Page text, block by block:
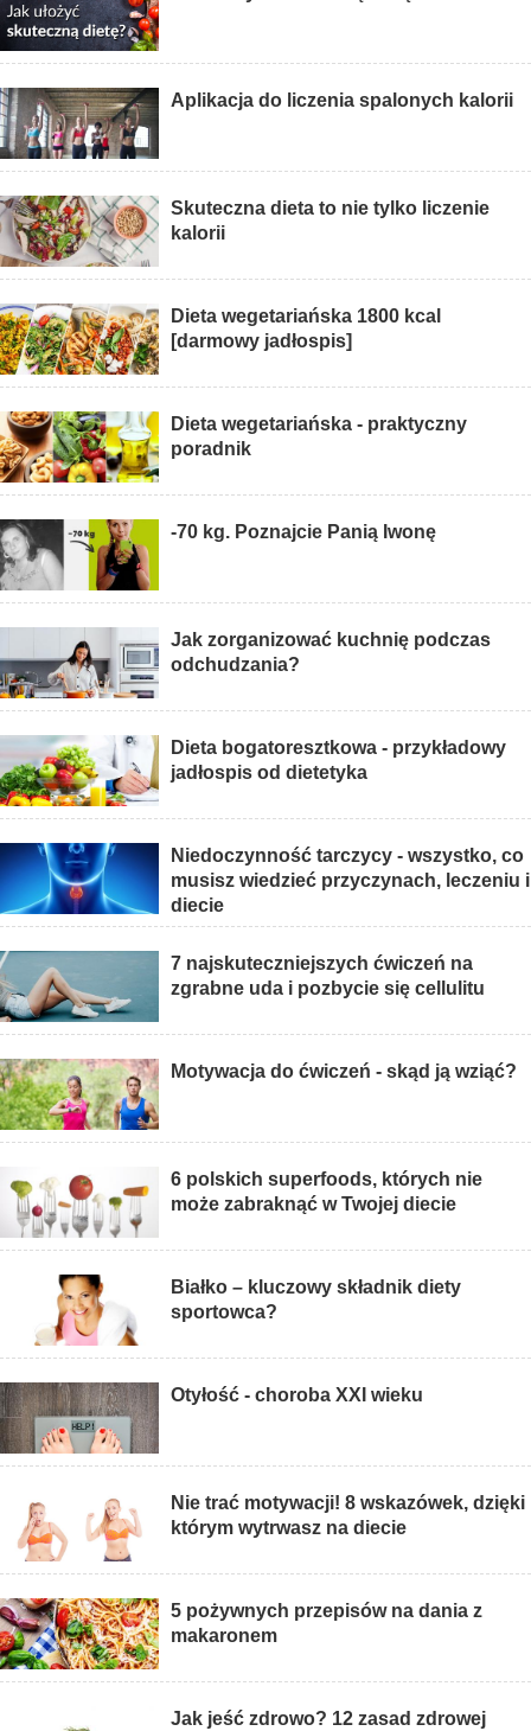
Aplikacja do liczenia spalonych kalorii
Skuteczna dieta to nie tylko liczenie
kalorii
Dieta wegetariańska 1800 kcal
[darmowy jadłospis]
Dieta wegetariańska - praktyczny
poradnik
-70 kg. Poznajcie Panią Iwonę
Jak zorganizować kuchnię podczas
odchudzania?
Dieta bogatoresztkowa - przykładowy
jadłospis od dietetyka
Niedoczynność tarczycy - wszystko, co
musisz wiedzieć przyczynach, leczeniu i
diecie
7 najskuteczniejszych ćwiczeń na
zgrabne uda i pozbycie się cellulitu
Motywacja do ćwiczeń - skąd ją wziąć?
6 polskich superfoods, których nie
może zabraknąć w Twojej diecie
Białko – kluczowy składnik diety
sportowca?
Otyłość - choroba XXI wieku
Nie trać motywacji! 8 wskazówek, dzięki
którym wytrwasz na diecie
5 pożywnych przepisów na dania z
makaronem
Jak jeść zdrowo? 12 zasad zdrowej